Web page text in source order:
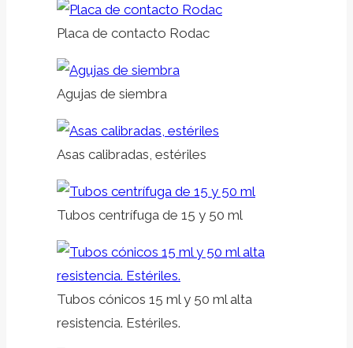
Placa de contacto Rodac
Agujas de siembra
Asas calibradas, estériles
Tubos centrífuga de 15 y 50 ml
Tubos cónicos 15 ml y 50 ml alta
resistencia. Estériles.